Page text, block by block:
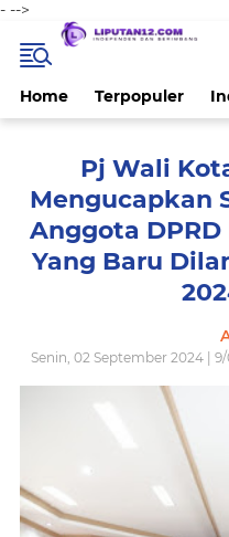
- -->
Home Terpopuler
Pj Wali
Mengucapkan
Anggota
Yang Baru
Senin, 02 September 2024 |